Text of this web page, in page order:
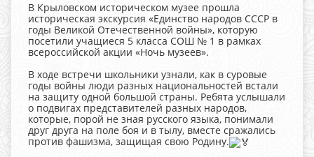
В Крыловском историческом музее прошла
историческая экскурсия «Единство народов СССР в
годы Великой Отечественной войны», которую
посетили учащиеся 5 класса СОШ № 1 в рамках
всероссийской акции «Ночь музеев».
В ходе встречи школьники узнали, как в суровые
годы войны люди разных национальностей встали
на защиту одной большой страны. Ребята услышали
о подвигах представителей разных народов,
которые, порой не зная русского языка, понимали
друг друга на поле боя и в тылу, вместе сражались
против фашизма, защищая свою Родину.